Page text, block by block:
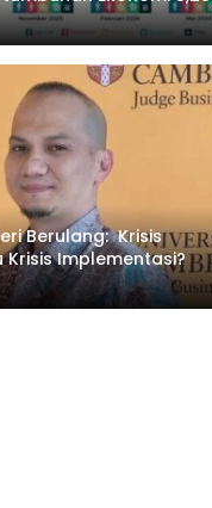
Berulang: Krisis
Krisis Implementasi?